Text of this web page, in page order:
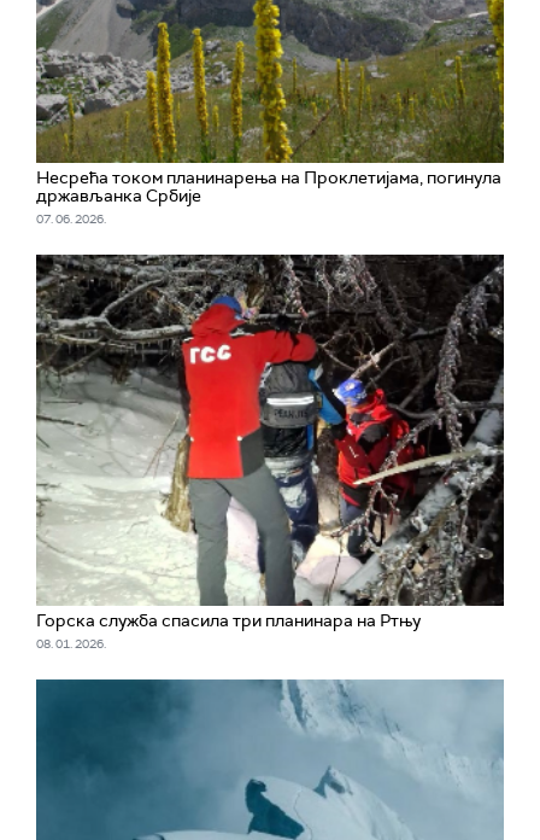
Несрећа током планинарења на Проклетијама, погинула
држављанка Србије
07. 06. 2026.
Горска служба спасила три планинара на Ртњу
08. 01. 2026.